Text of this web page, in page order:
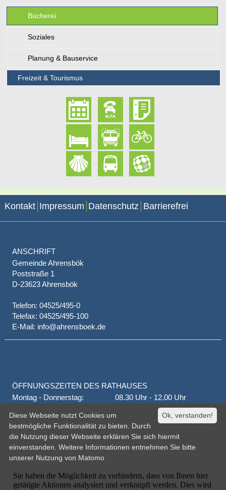
Bücherei
Soziales
Planung & Bauservice
Freizeit & Tourismus
Kontakt Impressum Datenschutz Barrierefrei
ANSCHRIFT
Gemeinde Ahrensbök
Poststraße 1
D-23623 Ahrensbök
Telefon: 04525/495-0
Telefax: 04525/495-100
E-Mail: info@ahrensboek.de
ÖFFNUNGSZEITEN DES RATHAUSES
Montag - Donnerstag:
08.30 Uhr - 12.00 Uhr
14.00 Uhr - 18.00 Uhr
jeden 1. und 3. Montag
16.00 Uhr - 18.00 Uhr
Freitag
geschlossen
oder nach Vereinbarung
Ok, verstanden!
Diese Webseite nutzt Cookies um
bestmögliche Funktionalität zu bieten. Durch
die Nutzung dieser Webseite erklären Sie sich hiermit
einverstanden. Weitere Informationen entnehmen Sie bitte
unserer Nutzung von Matomo